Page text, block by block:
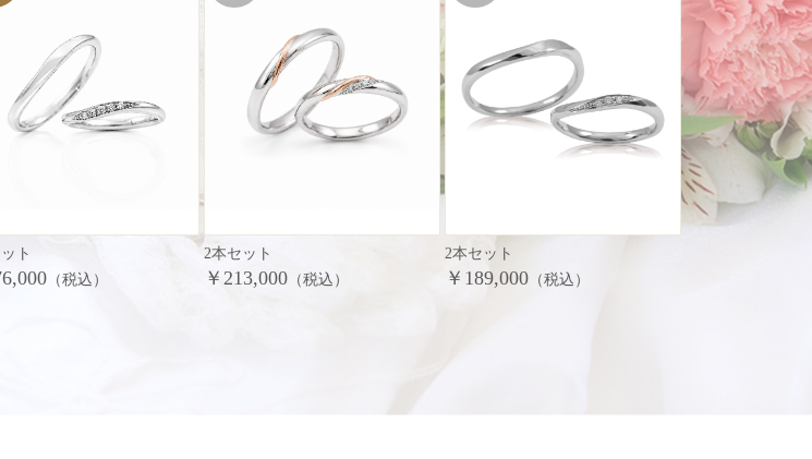
ト
（税込）
2本セット
￥213,000（税込）
2本セット
￥189,000 （税込）